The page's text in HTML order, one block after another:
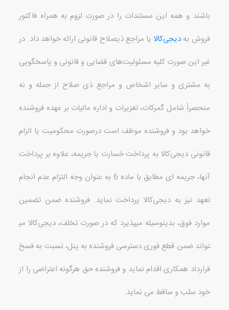
باشند و همه این مستندات را در صورت لزوم به همراه فاکتور
فروش به دیجی‌کالا یا مراجع ذیصلاح قانونی ارائه خواهد داد. در
غیر این صورت کلیه مسئولیت‌های قضایی و قانونی و پاسخگویی
به مشتری و سایر اشخاص و مراجع ذی صلاح از جمله و نه
منحصراً شامل گمرکات، تعزیرات و اداره مالیات بر عهده فروشنده
خواهد بود و فروشنده موظف است درصورت محکومیت یا الزام
قانونی دیجی‌کالا به پرداخت خسارت یا جریمه، علاوه بر پرداخت
آنها، جریمه ای مطابق با ماده 6 به عنوان وجه التزام عدم انجام
تعهد نیز به دیجی‌کالا پرداخت نماید. فروشنده ضمن تضمین
موارد فوق، بدینوسیله میپذیرد که در صورت تخلف، دیجی‌کالا می
تواند ضمن قطع فوری دسترسی فروشنده به پنل، نسبت به فسخ
قرارداد همکاری اقدام نماید و فروشنده حق هرگونه اعتراضی را از
خود سلب و ساقط می نماید.